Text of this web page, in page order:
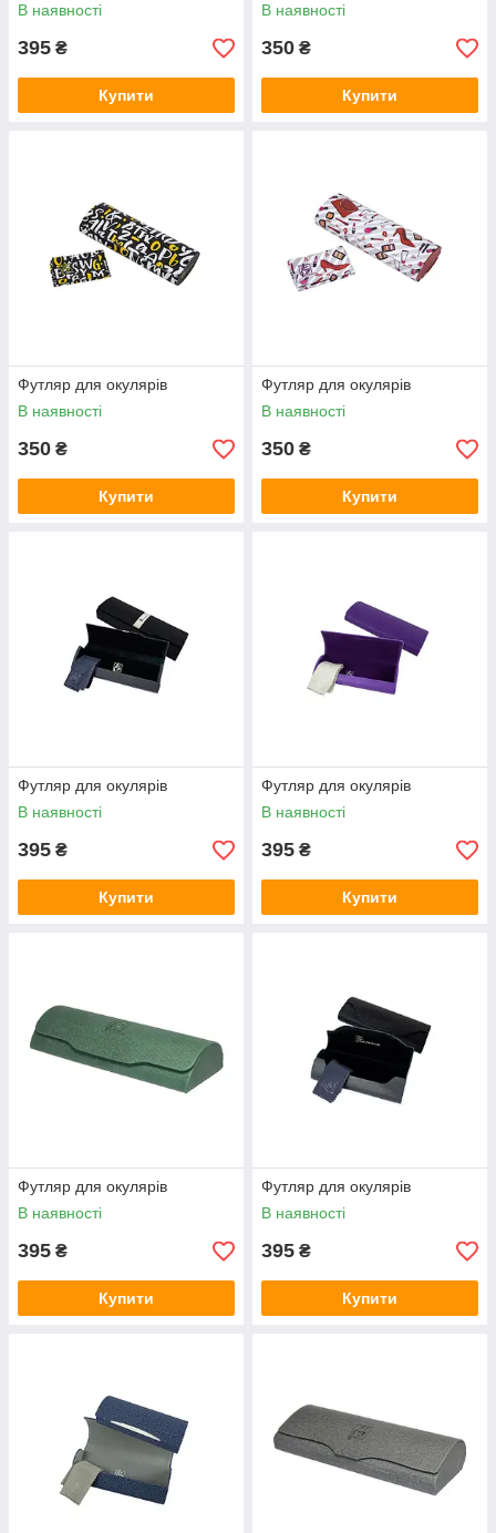
В наявності
395 ₴
Купити
В наявності
350 ₴
Купити
Футляр для окулярів
В наявності
350 ₴
Купити
Футляр для окулярів
В наявності
350 ₴
Купити
Футляр для окулярів
В наявності
395 ₴
Купити
Футляр для окулярів
В наявності
395 ₴
Купити
Футляр для окулярів
В наявності
395 ₴
Купити
Футляр для окулярів
В наявності
395 ₴
Купити